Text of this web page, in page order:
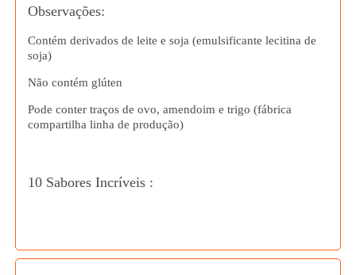
Observações:
Contém derivados de leite e soja (emulsificante lecitina de
soja)
Não contém glúten
Pode conter traços de ovo, amendoim e trigo (fábrica
compartilha linha de produção)
10 Sabores Incríveis :